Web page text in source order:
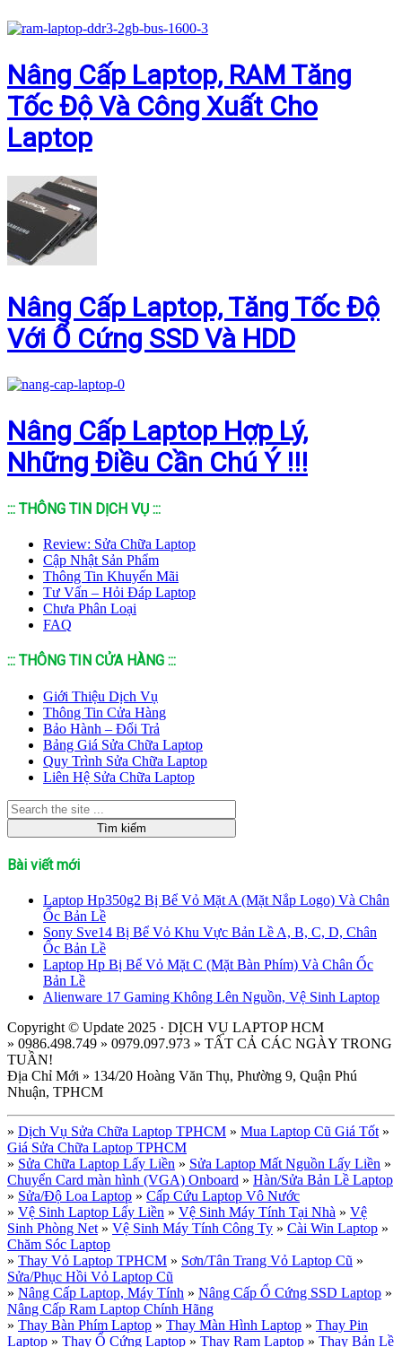
Nâng Cấp Laptop, RAM Tăng
Tốc Độ Và Công Xuất Cho
Laptop
Nâng Cấp Laptop, Tăng Tốc Độ
Với Ổ Cứng SSD Và HDD
Nâng Cấp Laptop Hợp Lý,
Những Điều Cần Chú Ý !!!
::: THÔNG TIN DỊCH VỤ :::
Review: Sửa Chữa Laptop
Cập Nhật Sản Phẩm
Thông Tin Khuyến Mãi
Tư Vấn – Hỏi Đáp Laptop
Chưa Phân Loại
FAQ
::: THÔNG TIN CỬA HÀNG :::
Giới Thiệu Dịch Vụ
Thông Tin Cửa Hàng
Bảo Hành – Đổi Trả
Bảng Giá Sửa Chữa Laptop
Quy Trình Sửa Chữa Laptop
Liên Hệ Sửa Chữa Laptop
Bài viết mới
Laptop Hp350g2 Bị Bể Vỏ Mặt A (Mặt Nắp Logo) Và Chân
Ốc Bản Lề
Sony Sve14 Bị Bể Vỏ Khu Vực Bản Lề A, B, C, D, Chân
Ốc Bản Lề
Laptop Hp Bị Bể Vỏ Mặt C (Mặt Bàn Phím) Và Chân Ốc
Bản Lề
Alienware 17 Gaming Không Lên Nguồn, Vệ Sinh Laptop
Copyright © Update 2025 · DỊCH VỤ LAPTOP HCM
» 0986.498.749 » 0979.097.973 » TẤT CẢ CÁC NGÀY TRONG
TUẦN!
Địa Chỉ Mới » 134/20 Hoàng Văn Thụ, Phường 9, Quận Phú
Nhuận, TPHCM
» Dịch Vụ Sửa Chữa Laptop TPHCM » Mua Laptop Cũ Giá Tốt »
Giá Sửa Chữa Laptop TPHCM
» Sửa Chữa Laptop Lấy Liền » Sửa Laptop Mất Nguồn Lấy Liền »
Chuyển Card màn hình (VGA) Onboard » Hàn/Sửa Bản Lề Laptop
» Sửa/Độ Loa Laptop » Cấp Cứu Laptop Vô Nước
» Vệ Sinh Laptop Lấy Liền » Vệ Sinh Máy Tính Tại Nhà » Vệ
Sinh Phòng Net » Vệ Sinh Máy Tính Công Ty » Cài Win Laptop »
Chăm Sóc Laptop
» Thay Vỏ Laptop TPHCM » Sơn/Tân Trang Vỏ Laptop Cũ »
Sửa/Phục Hồi Vỏ Laptop Cũ
» Nâng Cấp Laptop, Máy Tính » Nâng Cấp Ổ Cứng SSD Laptop »
Nâng Cấp Ram Laptop Chính Hãng
» Thay Bàn Phím Laptop » Thay Màn Hình Laptop » Thay Pin
Laptop » Thay Ổ Cứng Laptop » Thay Ram Laptop » Thay Bản Lề